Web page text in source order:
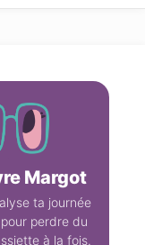
Margot
ta journée
perdre du
à la fois.